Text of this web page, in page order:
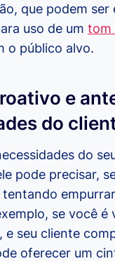
que podem ser
uso de um tom
o público alvo.
e
do
do
pode precisar,
tentando
se você é
e seu cliente
oferecer um